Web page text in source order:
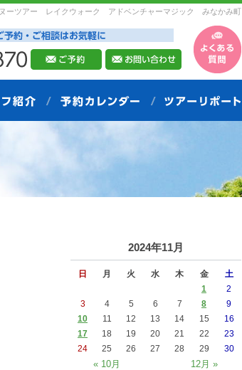
ツアー レイクウォーク アドベンチャーマジック みなかみ町
2024年11月
日 月 火 水 木 金 土
« 10月 12月 »
1
2
3
4 5 6 7 8
9
10
11 12 13 14 15
16
17
18 19 20 21 22
23
24
25 26 27 28 29 30